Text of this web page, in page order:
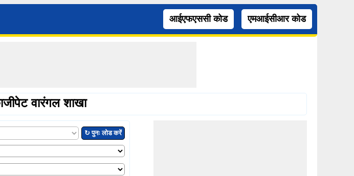
आईएफएससी कोड एमआईसीआर कोड
वारंगल शाखा
↻ पुनः लोड करें